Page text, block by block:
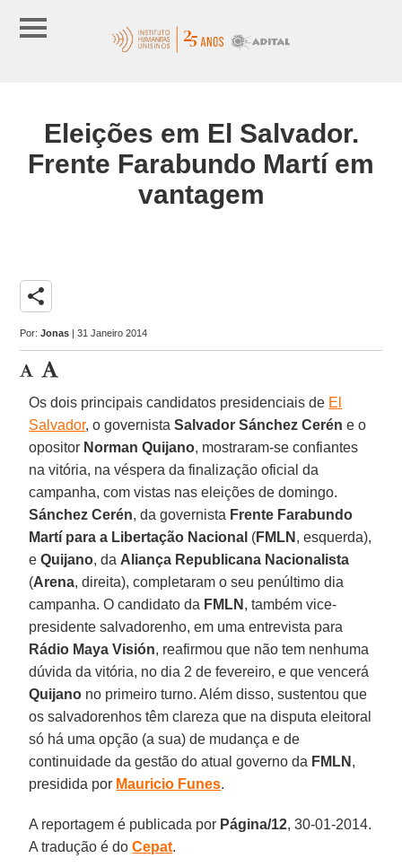
Eleições em El Salvador.
Frente Farabundo Martí em
vantagem
share
Por:Jonas | 31 Janeiro 2014
Os dois principais candidatos presidenciais de El
Salvador, o governistaSalvador Sánchez Cerén e o
opositor Norman Quijano, mostraram-se confiantes
na vitória, na véspera da finalização oficial da
campanha, com vistas nas eleições de domingo.
Sánchez Cerén, da governista Frente Farabundo
Martí para a Libertação Nacional (FMLN , esquerda),
eQuijano, da Aliança Republicana Nacionalista
(Arena, direita), completaram o seu penúltimo dia
campanha. O candidato da FMLN , também vice-
presidente salvadorenho, em uma entrevista para
Rádio Maya Visión, reafirmou que não tem nenhuma
dúvida da vitória, no dia 2 de fevereiro, e que vencerá
Quijano no primeiro turno. Além disso, sustentou que
os salvadorenhos têm clareza que na disputa eleitoral
só há uma opção (a sua) de mudança e de
continuidade da gestão do atual governo da FMLN ,
presidida por Mauricio Funes.
A reportagem é publicada por Página/12, 30-01-2014.
A tradução é doCepat.